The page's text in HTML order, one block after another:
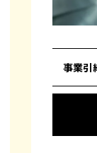
事業